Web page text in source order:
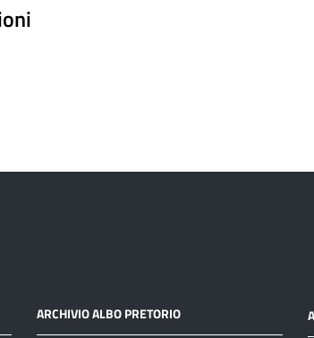
ARCHIVIO ALBO PRETORIO